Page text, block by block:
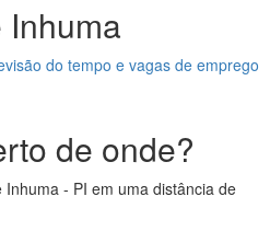
do tempo e vagas de emprego
de onde?
- PI em uma distância de